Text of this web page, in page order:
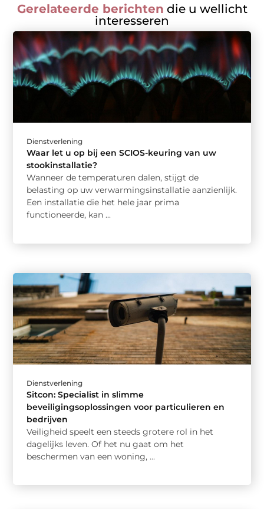
Gerelateerde berichten die u wellicht
interesseren
Dienstverlening
Waar let u op bij een SCIOS-keuring van uw
stookinstallatie?
Wanneer de temperaturen dalen, stijgt de
belasting op uw verwarmingsinstallatie aanzienlijk.
Een installatie die het hele jaar prima
functioneerde, kan ...
Dienstverlening
Sitcon: Specialist in slimme
beveiligingsoplossingen voor particulieren en
bedrijven
Veiligheid speelt een steeds grotere rol in het
dagelijks leven. Of het nu gaat om het
beschermen van een woning, ...